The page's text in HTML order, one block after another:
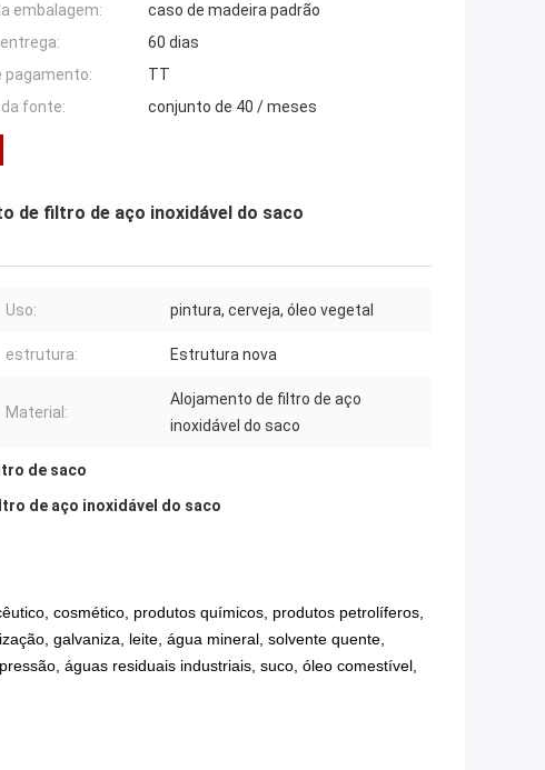
embalagem:
caso de madeira padrão
60 dias
pagamento:
TT
da fonte:
conjunto de 40 / meses
de filtro de aço inoxidável do saco
Uso: pintura, cerveja, óleo vegetal
estrutura: Estrutura nova
Material:
Alojamento de filtro de aço
inoxidável do saco
de saco
de aço inoxidável do saco
cosmético, produtos químicos, produtos petrolíferos,
galvaniza, leite, água mineral, solvente quente,
águas residuais industriais, suco, óleo comestível,